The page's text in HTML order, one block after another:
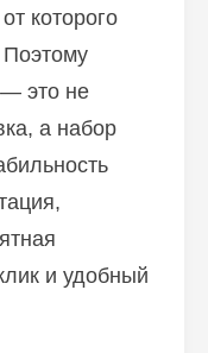
которого
Поэтому
— это не
а набор
и удобный